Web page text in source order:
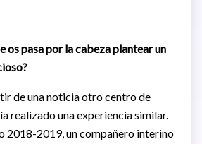
os pasa por la cabeza plantear un
de una noticia otro centro de
realizado una experiencia similar.
2018-2019, un compañero interino